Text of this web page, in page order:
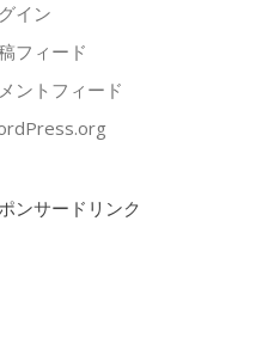
イン
フィード
ントフィード
ンサードリンク